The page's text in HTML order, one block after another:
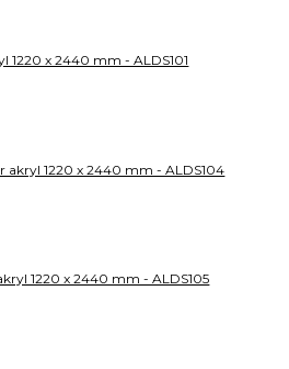
1220 x 2440 mm - ALDS101
akryl 1220 x 2440 mm - ALDS104
1220 x 2440 mm - ALDS105